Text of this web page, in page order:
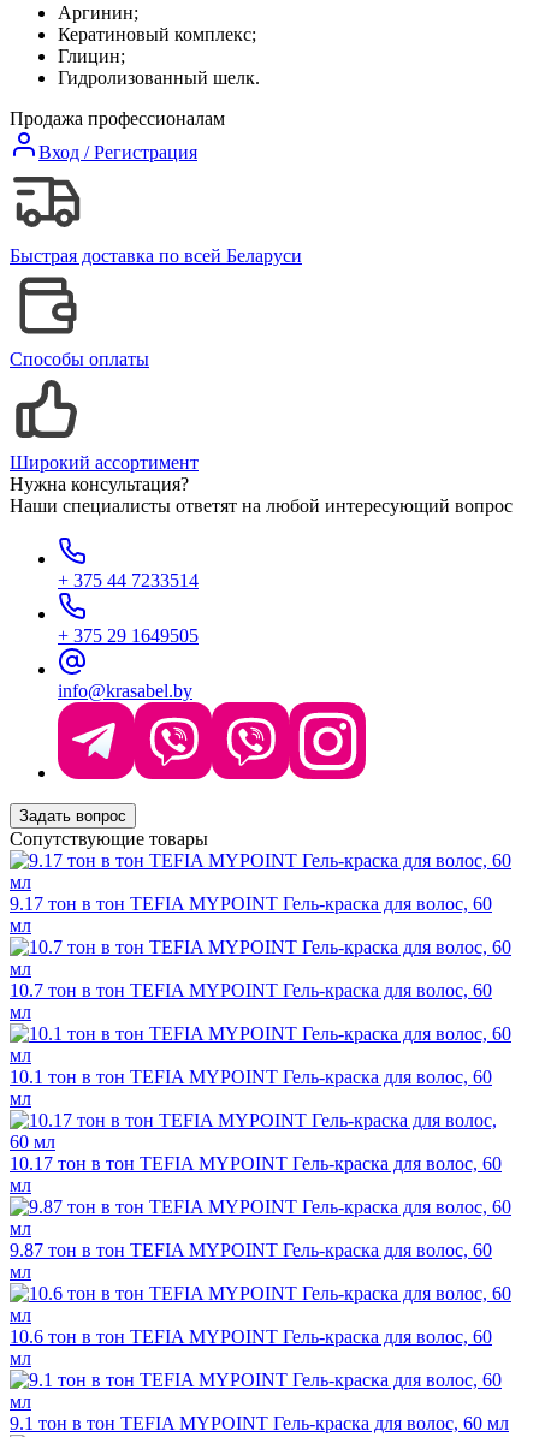
Аргинин;
Кератиновый комплекс;
Глицин;
Гидролизованный шелк.
Продажа профессионалам
Вход / Регистрация
Быстрая доставка по всей Беларуси
Способы оплаты
Широкий ассортимент
Нужна консультация?
Наши специалисты ответят на любой интересующий вопрос
+ 375 44 7233514
+ 375 29 1649505
info@krasabel.by
Задать вопрос
Сопутствующие товары
9.17 тон в тон TEFIA MYPOINT Гель-краска для волос, 60
мл
10.7 тон в тон TEFIA MYPOINT Гель-краска для волос, 60
мл
10.1 тон в тон TEFIA MYPOINT Гель-краска для волос, 60
мл
10.17 тон в тон TEFIA MYPOINT Гель-краска для волос, 60
мл
9.87 тон в тон TEFIA MYPOINT Гель-краска для волос, 60
мл
10.6 тон в тон TEFIA MYPOINT Гель-краска для волос, 60
мл
9.1 тон в тон TEFIA MYPOINT Гель-краска для волос, 60 мл